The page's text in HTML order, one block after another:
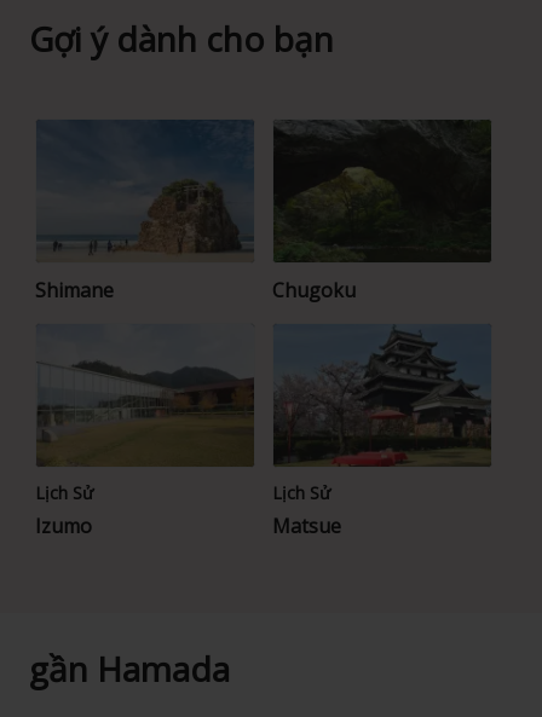
Gợi ý dành cho bạn
Shimane Chugoku
Lịch Sử
Izumo
Lịch Sử
Matsue
gần Hamada